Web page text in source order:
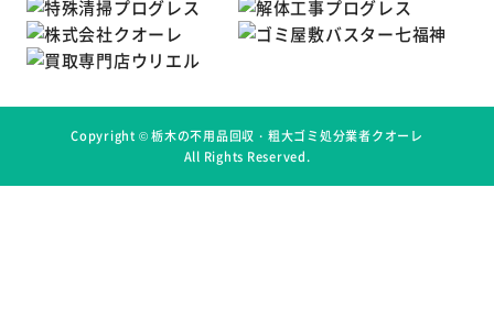
Copyright ©栃木の不用品回収・粗大ゴミ処分業者クオーレ
All Rights Reserved.